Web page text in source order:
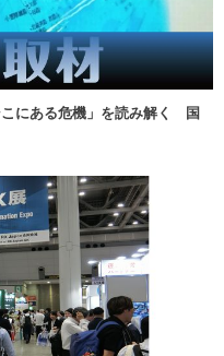
こにある危機」を読み解く 国